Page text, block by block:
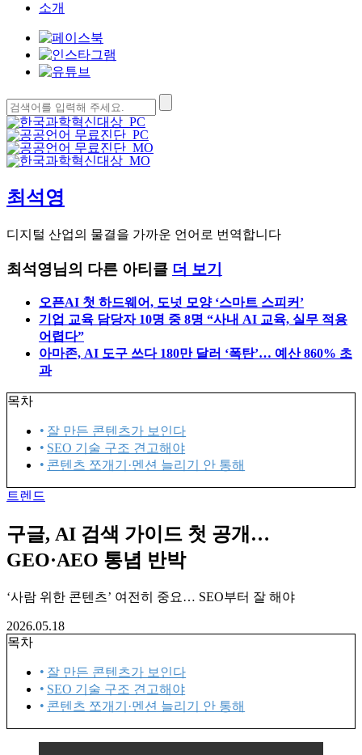
소개
검
색:
최석영
디지털 산업의 물결을 가까운 언어로 번역합니다
최석영님의 다른 아티클 더 보기
오픈AI 첫 하드웨어, 도넛 모양 ‘스마트 스피커’
기업 교육 담당자 10명 중 8명 “사내 AI 교육, 실무 적용
어렵다”
아마존, AI 도구 쓰다 180만 달러 ‘폭탄’… 예산 860% 초
과
목차
잘 만든 콘텐츠가 보인다
SEO 기술 구조 견고해야
콘텐츠 쪼개기·멘션 늘리기 안 통해
트렌드
구글, AI 검색 가이드 첫 공개…
GEO·AEO 통념 반박
‘사람 위한 콘텐츠’ 여전히 중요… SEO부터 잘 해야
2026.05.18
목차
잘 만든 콘텐츠가 보인다
SEO 기술 구조 견고해야
콘텐츠 쪼개기·멘션 늘리기 안 통해